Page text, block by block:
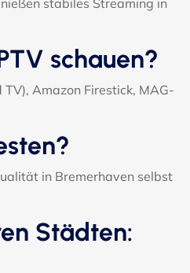
stabiles Streaming in
schauen?
Amazon Firestick, MAG-
in Bremerhaven selbst
Städten: